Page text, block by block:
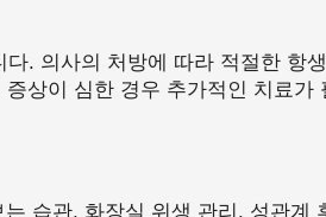
. 의사의 처방에 따라 적절한 항
상이 심한 경우 추가적인 치료가
습관, 화장실 위생 관리, 성관계